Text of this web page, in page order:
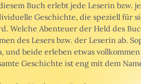
Buch erlebt jede Leserin bzw.
Geschichte, die speziell für
Welche Abenteuer der Held des
des Lesers bzw. der Leserin ab.
und beide erleben etwas
Geschichte ist eng mit dem